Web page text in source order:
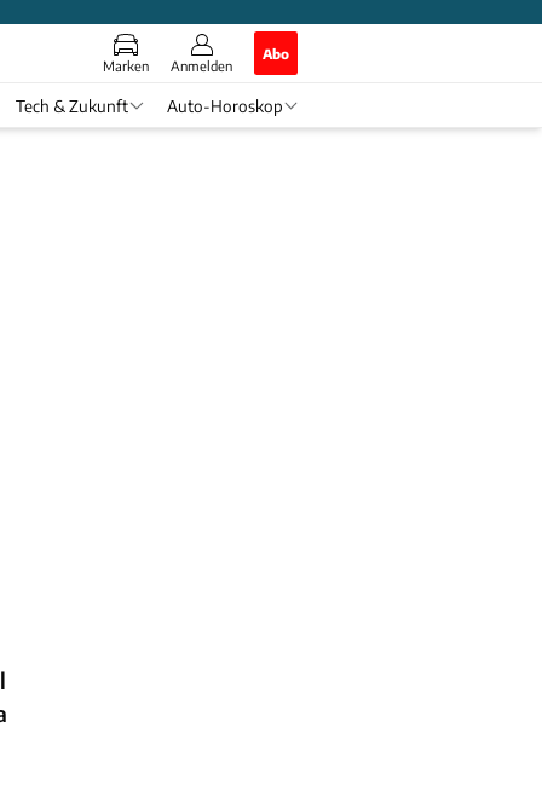
Marken Anmelden
Abo
Tech & Zukunft Auto-Horoskop